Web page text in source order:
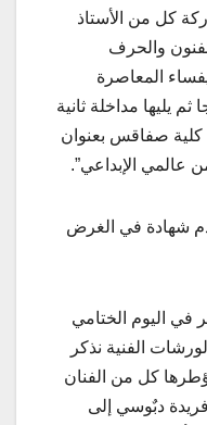
كل من الأستاذ
والحرف
المعاصرة
يليها مداخلة ثانية
كلية صفاقس بعنوان
عالمي الإبداعي”.
شهادة في الغرض
في اليوم الختامي
أشغال الورشات الفنية نذكر
كل من الفنان
دبٌوسي إلى